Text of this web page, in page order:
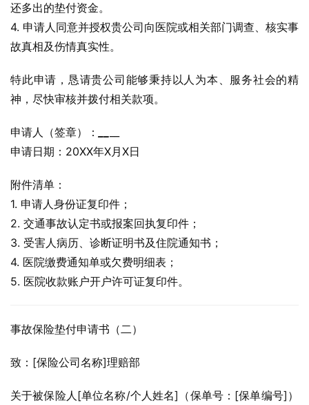
还多出的垫付资金。
4. 申请人同意并授权贵公司向医院或相关部门调查、核实事
故真相及伤情真实性。
特此申请，恳请贵公司能够秉持以人为本、服务社会的精
神，尽快审核并拨付相关款项。
申请人（签章）：
申请日期：20XX年X月X日
附件清单：
1. 申请人身份证复印件；
2. 交通事故认定书或报案回执复印件；
3. 受害人病历、诊断证明书及住院通知书；
4. 医院缴费通知单或欠费明细表；
5. 医院收款账户开户许可证复印件。
事故保险垫付申请书（二）
致：[保险公司名称]理赔部
关于被保险人[单位名称/个人姓名]（保单号：[保单编号]）